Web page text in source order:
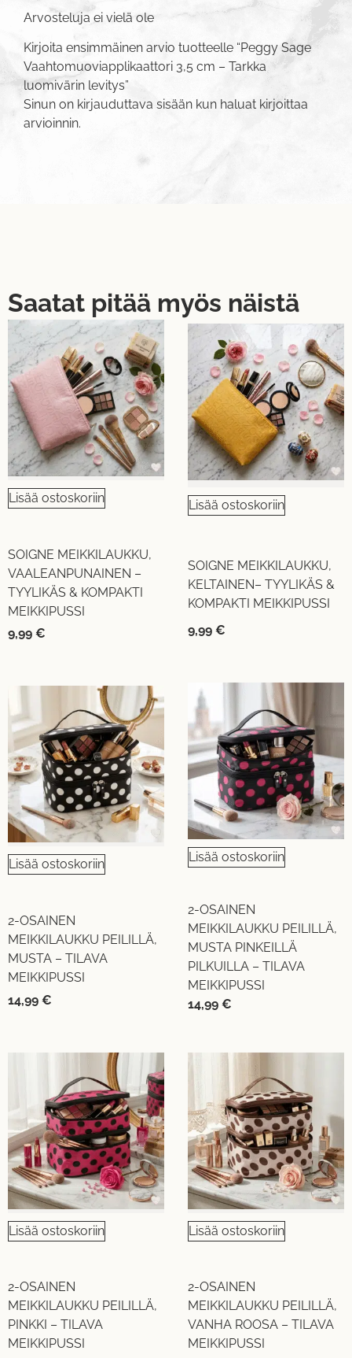
Arvosteluja ei vielä ole
Kirjoita ensimmäinen arvio tuotteelle “Peggy Sage
Vaahtomuoviapplikaattori 3,5 cm – Tarkka
luomivärin levitys”
Sinun on kirjauduttava sisään kun haluat kirjoittaa
arvioinnin.
Saatat pitää myös näistä
Lisää ostoskoriin
SOIGNE MEIKKILAUKKU,
VAALEANPUNAINEN –
TYYLIKÄS & KOMPAKTI
MEIKKIPUSSI
9,99 €
Lisää ostoskoriin
SOIGNE MEIKKILAUKKU,
KELTAINEN– TYYLIKÄS &
KOMPAKTI MEIKKIPUSSI
9,99 €
Lisää ostoskoriin
2-OSAINEN
MEIKKILAUKKU PEILILLÄ,
MUSTA – TILAVA
MEIKKIPUSSI
14,99 €
Lisää ostoskoriin
2-OSAINEN
MEIKKILAUKKU PEILILLÄ,
MUSTA PINKEILLÄ
PILKUILLA – TILAVA
MEIKKIPUSSI
14,99 €
Lisää ostoskoriin
2-OSAINEN
MEIKKILAUKKU PEILILLÄ,
PINKKI – TILAVA
MEIKKIPUSSI
Lisää ostoskoriin
2-OSAINEN
MEIKKILAUKKU PEILILLÄ,
VANHA ROOSA – TILAVA
MEIKKIPUSSI